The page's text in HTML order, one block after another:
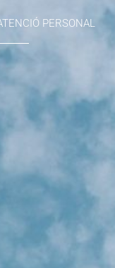
PERSONAL